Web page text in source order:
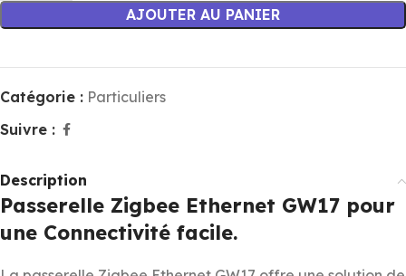
AJOUTER AU PANIER
Catégorie : Particuliers
Suivre :
Description
Passerelle Zigbee Ethernet GW17 pour
une Connectivité facile.